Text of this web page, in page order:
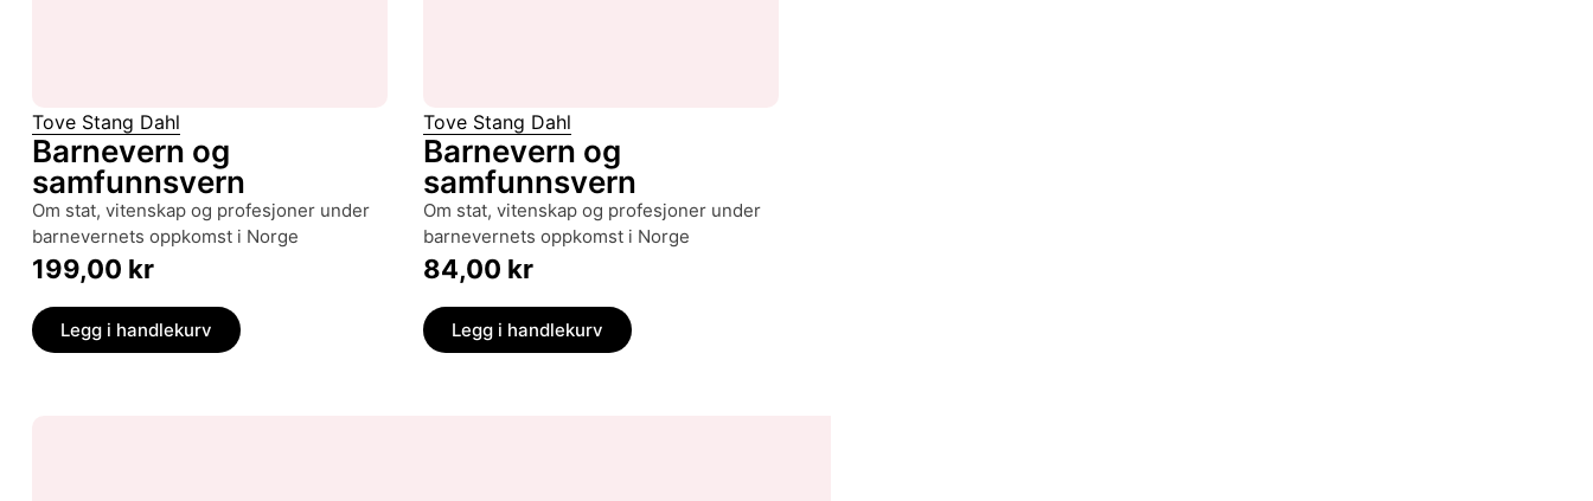
Tove Stang Dahl
Barnevern og
samfunnsvern
om stat, vitenskap og profesjoner under
barnevernets oppkomst i Norge
199,00 kr
Legg i handlekurv
Tove Stang Dahl
Barnevern og
samfunnsvern
om stat, vitenskap og profesjoner under
barnevernets oppkomst i Norge
84,00 kr
Legg i handlekurv